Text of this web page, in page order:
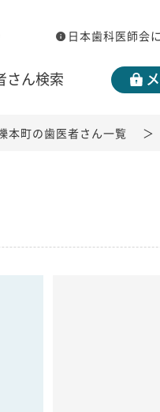
日本歯科医師会
さん検索
本町の歯医者さん一覧